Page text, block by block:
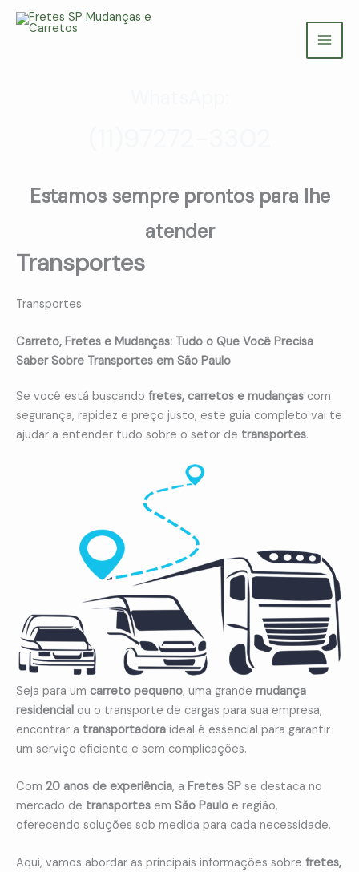
para
Estamos sempre prontos para lhe
atender
Transportes
Transportes
Carreto, Fretes e Mudanças: Tudo o Que Você Precisa
Saber Sobre Transportes em São Paulo
Se você está buscando fretes, carretos e mudanças com
segurança, rapidez e preço justo, este guia completo vai te
ajudar a entender tudo sobre o setor de transportes.
Seja para um carreto pequeno, uma grande mudança
residencial ou o transporte de cargas para sua empresa,
encontrar a transportadora ideal é essencial para garantir
um serviço eficiente e sem complicações.
Com 20 anos de experiência, a Fretes SP se destaca no
mercado de transportes em São Paulo e região,
oferecendo soluções sob medida para cada necessidade.
Aqui, vamos abordar as principais informações sobre fretes,